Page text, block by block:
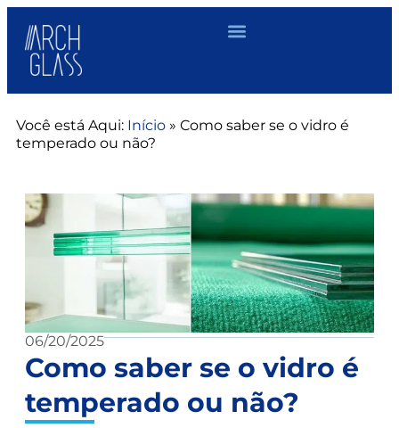
Você está Aqui: Início » Como saber se o vidro é
temperado ou não?
06/20/2025
Como saber se o vidro é
temperado ou não?